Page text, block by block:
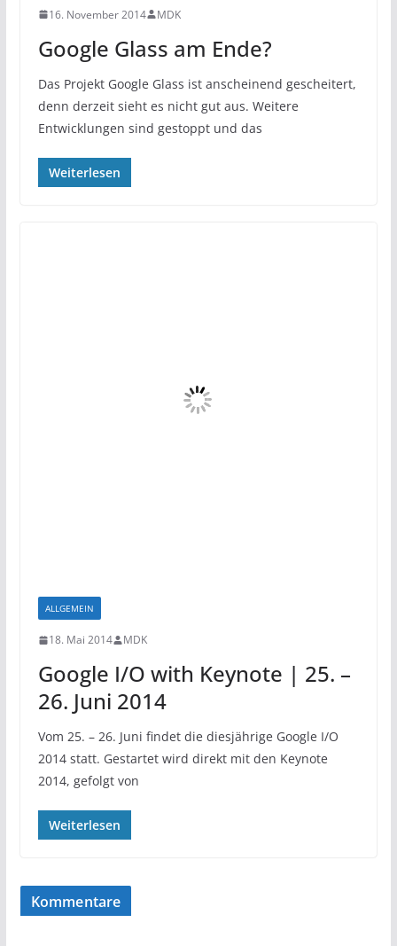
16. November 2014 MDK
Google Glass am Ende?
Das Projekt Google Glass ist anscheinend gescheitert,
denn derzeit sieht es nicht gut aus. Weitere
Entwicklungen sind gestoppt und das
Weiterlesen
ALLGEMEIN
18. Mai 2014 MDK
Google I/O with Keynote | 25. –
26. Juni 2014
Vom 25. – 26. Juni findet die diesjährige Google I/O
2014 statt. Gestartet wird direkt mit den Keynote
2014, gefolgt von
Weiterlesen
Kommentare